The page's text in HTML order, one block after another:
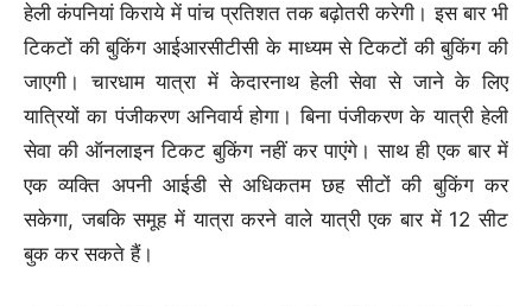
हेली कंपनियां किराये में पांच प्रतिशत तक बढ़ोतरी करेगी। इस बार भी
टिकटों की बुकिंग आईआरसीटीसी के माध्यम से टिकटों की बुकिंग की
जाएगी। चारधाम यात्रा में केदारनाथ हेली सेवा से जाने के लिए
यात्रियों का पंजीकरण अनिवार्य होगा। बिना पंजीकरण के यात्री हेली
सेवा की ऑनलाइन टिकट बुकिंग नहीं कर पाएंगे। साथ ही एक बार में
एक व्यक्ति अपनी आईडी से अधिकतम छह सीटों की बुकिंग कर
सकेगा, जबकि समूह में यात्रा करने वाले यात्री एक बार में 12 सीट
बुक कर सकते हैं।